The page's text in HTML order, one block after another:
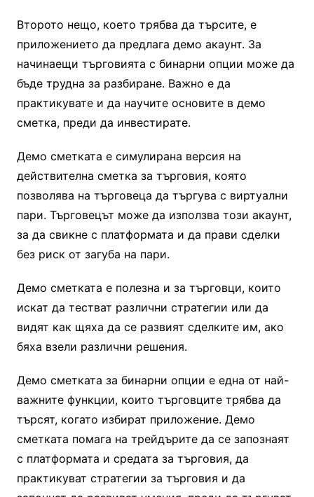
Второто нещо, което трябва да търсите, е
приложението да предлага демо акаунт. За
начинаещи търговията с бинарни опции може да
бъде трудна за разбиране. Важно е да
практикувате и да научите основите в демо
сметка, преди да инвестирате.
Демо сметката е симулирана версия на
действителна сметка за търговия, която
позволява на търговеца да търгува с виртуални
пари. Търговецът може да използва този акаунт,
за да свикне с платформата и да прави сделки
без риск от загуба на пари.
Демо сметката е полезна и за търговци, които
искат да тестват различни стратегии или да
видят как щяха да се развият сделките им, ако
бяха взели различни решения.
Демо сметката за бинарни опции е една от най-
важните функции, които търговците трябва да
търсят, когато избират приложение. Демо
сметката помага на трейдърите да се запознаят
с платформата и средата за търговия, да
практикуват стратегии за търговия и да